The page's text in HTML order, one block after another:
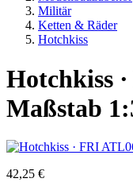
Militär
Ketten & Räder
Hotchkiss
Hotchkiss
Maßstab
42,25 €